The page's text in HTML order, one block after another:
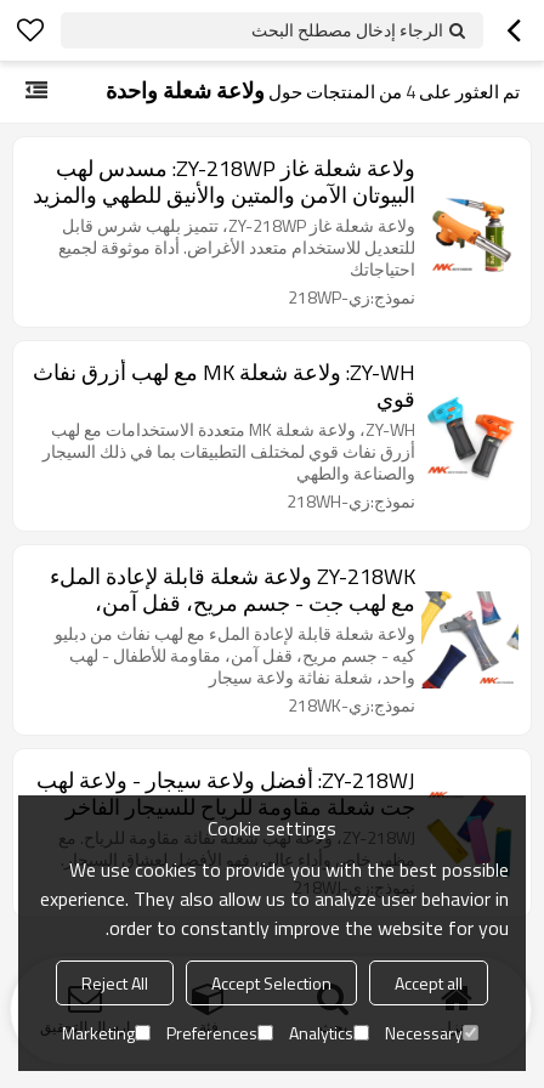
الرجاء إدخال مصطلح البحث
تم العثور على4 من المنتجات حول ولاعة شعلة واحدة
ولاعة شعلة غاز ZY-218WP: مسدس لهب
البيوتان الآمن والمتين والأنيق للطهي والمزيد
ولاعة شعلة غاز ZY-218WP، تتميز بلهب شرس قابل
للتعديل للاستخدام متعدد الأغراض. أداة موثوقة لجميع
احتياجاتك
نموذج:زي-218WP
ZY-WH: ولاعة شعلة MK مع لهب أزرق نفاث
قوي
ZY-WH، ولاعة شعلة MK متعددة الاستخدامات مع لهب
أزرق نفاث قوي لمختلف التطبيقات بما في ذلك السيجار
والصناعة والطهي
نموذج:زي-218WH
ZY-218WK ولاعة شعلة قابلة لإعادة الملء
مع لهب جت - جسم مريح، قفل آمن،
مقاومة للأطفال
ولاعة شعلة قابلة لإعادة الملء مع لهب نفاث من دبليو
كيه - جسم مريح، قفل آمن، مقاومة للأطفال - لهب
واحد، شعلة نفاثة ولاعة سيجار
نموذج:زي-218WK
ZY-218WJ: أفضل ولاعة سيجار - ولاعة لهب
جت شعلة مقاومة للرياح للسيجار الفاخر
ZY-218WJ، ولاعة لهب شعلة نفاثة مقاومة للرياح. مع
مظهر خاص وأداء عالي، فهو الأفضل لعشاق السيجار.
نموذج:زي-218WJ
منزل بحث فئة ارسال التحقيق
Cookie settings
We use cookies to provide you with the best possible
experience. They also allow us to analyze user behavior in
order to constantly improve the website for you.
Accept all
Accept Selection
Reject All
Necessary
Analytics
Preferences
Marketing